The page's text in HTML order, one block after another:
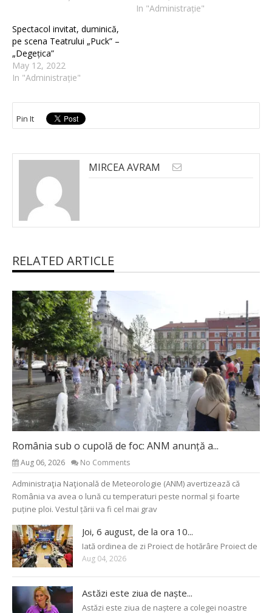
In "Administrație"
Spectacol invitat, duminică,
pe scena Teatrului „Puck” –
„Degețica”
May 12, 2022
In "Administrație"
Pin It
MIRCEA AVRAM
RELATED ARTICLE
România sub o cupolă de foc: ANM anunță a...
Aug 06, 2026 No Comments
Administraţia Naţională de Meteorologie (ANM) avertizează că
România va avea o lună cu temperaturi peste normal și foarte
puține ploi. Vestul țării va fi cel mai grav
Joi, 6 august, de la ora 10...
Iată ordinea de zi Proiect de hotărâre Proiect de
Aug 04, 2026
Astăzi este ziua de naște...
Astăzi este ziua de naștere a colegei noastre